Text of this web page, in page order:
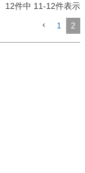
12件中 11-12件表示
1 2